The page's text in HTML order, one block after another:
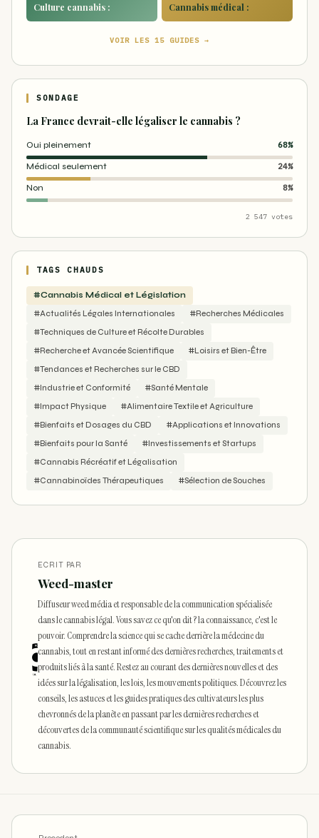
Culture cannabis : Cannabis médical :
VOIR LES 15 GUIDES →
SONDAGE
La France devrait-elle légaliser le cannabis ?
Oui pleinement 68%
Médical seulement 24%
Non 8%
2 547 votes
TAGS CHAUDS
#Cannabis Médical et Législation
#Actualités Légales Internationales
#Recherches Médicales
#Techniques de Culture et Récolte Durables
#Recherche et Avancée Scientifique
#Loisirs et Bien-Être
#Tendances et Recherches sur le CBD
#Industrie et Conformité
#Santé Mentale
#Impact Physique
#Alimentaire Textile et Agriculture
#Bienfaits et Dosages du CBD
#Applications et Innovations
#Bienfaits pour la Santé
#Investissements et Startups
#Cannabis Récréatif et Légalisation
#Cannabinoïdes Thérapeutiques
#Sélection de Souches
ECRIT PAR
Weed-master
Diffuseur weed média et responsable de la communication spécialisée
dans le cannabis légal. Vous savez ce qu'on dit ? la connaissance, c'est le
pouvoir. Comprendre la science qui se cache derrière la médecine du
cannabis, tout en restant informé des dernières recherches, traitements et
produits liés à la santé. Restez au courant des dernières nouvelles et des
idées sur la légalisation, les lois, les mouvements politiques. Découvrez les
conseils, les astuces et les guides pratiques des cultivateurs les plus
chevronnés de la planète en passant par les dernières recherches et
découvertes de la communauté scientifique sur les qualités médicales du
cannabis.